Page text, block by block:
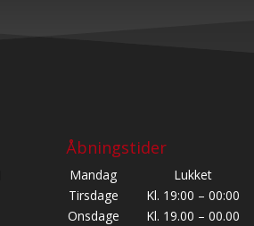
Åbningstider
Mandag
Lukket
Tirsdage
Kl. 19:00 – 00:00
Onsdage
Kl. 19.00 – 00.00